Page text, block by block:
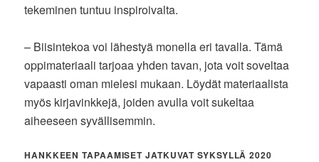
tekeminen tuntuu inspiroivalta.
– Biisintekoa voi lähestyä monella eri tavalla. Tämä
oppimateriaali tarjoaa yhden tavan, jota voit soveltaa
vapaasti oman mielesi mukaan. Löydät materiaalista
myös kirjavinkkejä, joiden avulla voit sukeltaa
aiheeseen syvällisemmin.
HANKKEEN TAPAAMISET JATKUVAT SYKSYLLÄ 2020